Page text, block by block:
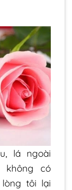
lá ngoài
không có
tôi lại